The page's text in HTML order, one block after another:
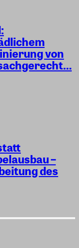
von
–
des